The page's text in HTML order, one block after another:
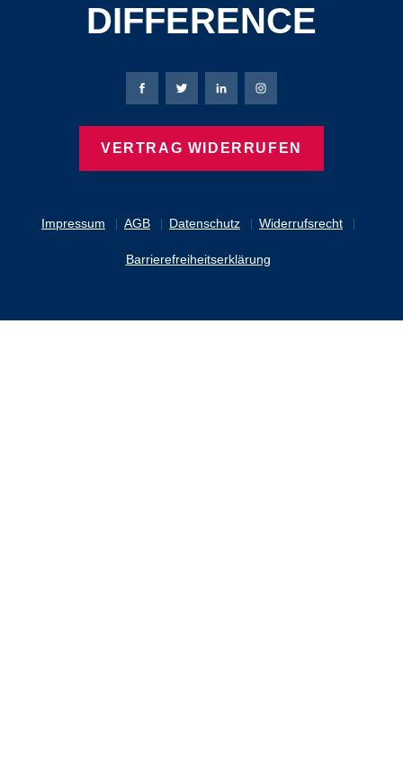
DIFFERENCE
Impressum AGB Datenschutz Widerrufsrecht
Barrierefreiheitserklärung
Bierbaum-Proenen Facebook-Seite
Bierbaum-Proenen Twitter Seite
Bierbaum-Proenen LinkedIn
Bierbaum-Proenen
VERTRAG WIDERRUFEN